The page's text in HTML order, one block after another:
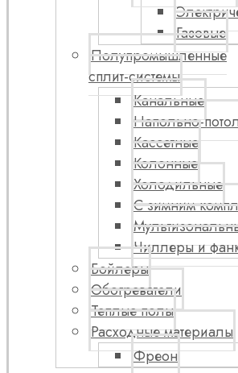
Газовые
Полупромышленные
сплит-системы
Канальные
Напольно-
Кассетные
Колонные
Холодильные
С зимним
Чиллеры и
Бойлеры
Обогреватели
Теплые полы
Расходные материалы
Фреон